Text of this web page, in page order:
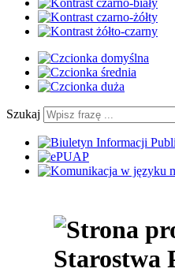
Szukaj